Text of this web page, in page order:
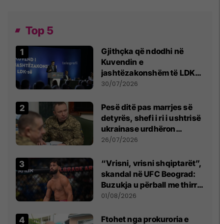
Top 5
Gjithçka që ndodhi në
Kuvendin e
jashtëzakonshëm të LDK-
së
30/07/2026
Pesë ditë pas marrjes së
detyrës, shefi i ri i ushtrisë
ukrainase urdhëron
kontroll të madh
26/07/2026
“Vrisni, vrisni shqiptarët”,
skandal në UFC Beograd:
Buzukja u përball me thirrje
anti-shqiptare nga
01/08/2026
Ftohet nga prokuroria e